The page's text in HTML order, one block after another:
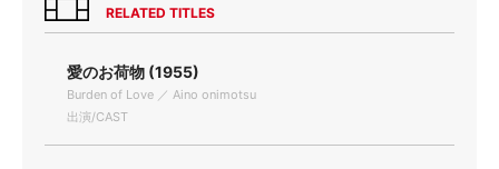
RELATED TITLES
愛のお荷物 (1955)
Burden of Love ／ Aino onimotsu
出演/CAST